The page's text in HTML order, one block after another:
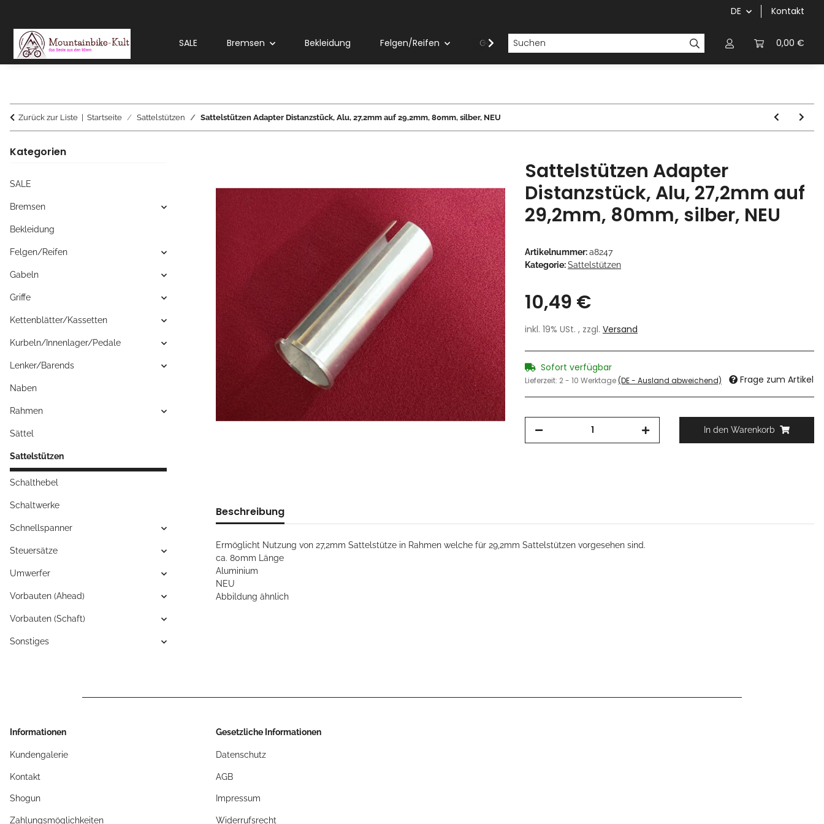
DE Kontakt
0,00 €
SALE Bremsen Bekleidung Felgen/Reifen Gabeln Kettenblätter/Kassetten Kurbeln/
Zurück zur Liste Startseite Sattelstützen Sattelstützen Adapter Distanzstück, Alu, 27,2mm auf 29,2mm, 80mm, silber, NEU
Sattelstützen Adapter
Distanzstück, Alu, 27,2mm auf
29,2mm, 80mm, silber, NEU
Artikelnummer:a8247
Kategorie:Sattelstützen
10,49 €
inkl. 19% USt. , zzgl. Versand
Sofort verfügbar
Lieferzeit: 2 - 10 Werktage(DE - Ausland abweichend) Frage zum Artikel
In den Warenkorb
Beschreibung
Ermöglicht Nutzung von 27,2mm Sattelstütze in Rahmen welche für 29,2mm Sattelstützen vorgesehen sind.
ca. 80mm Länge
Aluminium
NEU
Abbildung ähnlich
Kategorien
SALE
Bremsen
Bekleidung
Felgen/Reifen
Gabeln
Griffe
Kettenblätter/Kassetten
Kurbeln/Innenlager/Pedale
Lenker/Barends
Naben
Rahmen
Sättel
Sattelstützen
Schalthebel
Schaltwerke
Schnellspanner
Steuersätze
Umwerfer
Vorbauten (Ahead)
Vorbauten (Schaft)
Sonstiges
Informationen
Kundengalerie
Kontakt
Shogun
Zahlungsmöglichkeiten
Gesetzliche Informationen
Datenschutz
AGB
Impressum
Widerrufsrecht